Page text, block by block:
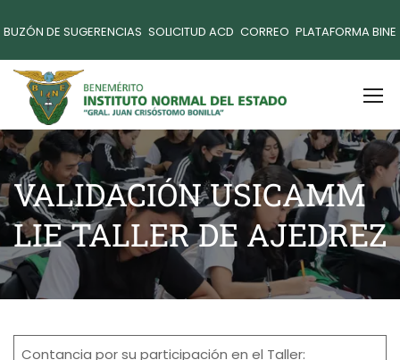
BUZÓN DE SUGERENCIAS SOLICITUD ACD CORREO PLATAFORMA BINE
VALIDACIÓN USICAMM
LIE TALLER DE AJEDREZ
Contancia por su participación en el Taller: